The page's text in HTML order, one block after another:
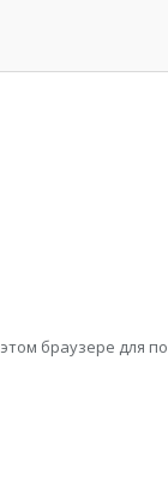
браузере для